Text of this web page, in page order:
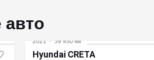
2021 · 59 930 км
Hyundai CRETA